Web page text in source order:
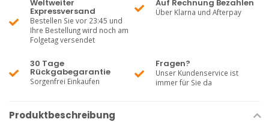
Weltweiter
Expressversand
Bestellen Sie vor 23:45 und
Ihre Bestellung wird noch am
Folgetag versendet
Auf Rechnung Bezahlen
Über Klarna und Afterpay
30 Tage
Rückgabegarantie
Sorgenfrei Einkaufen
Fragen?
Unser Kundenservice ist
immer für Sie da
Produktbeschreibung